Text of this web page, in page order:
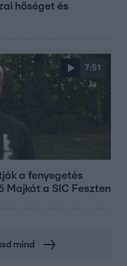
hőséget és
7:51
a fenyegetés
Majkát a SIC Feszten
mind